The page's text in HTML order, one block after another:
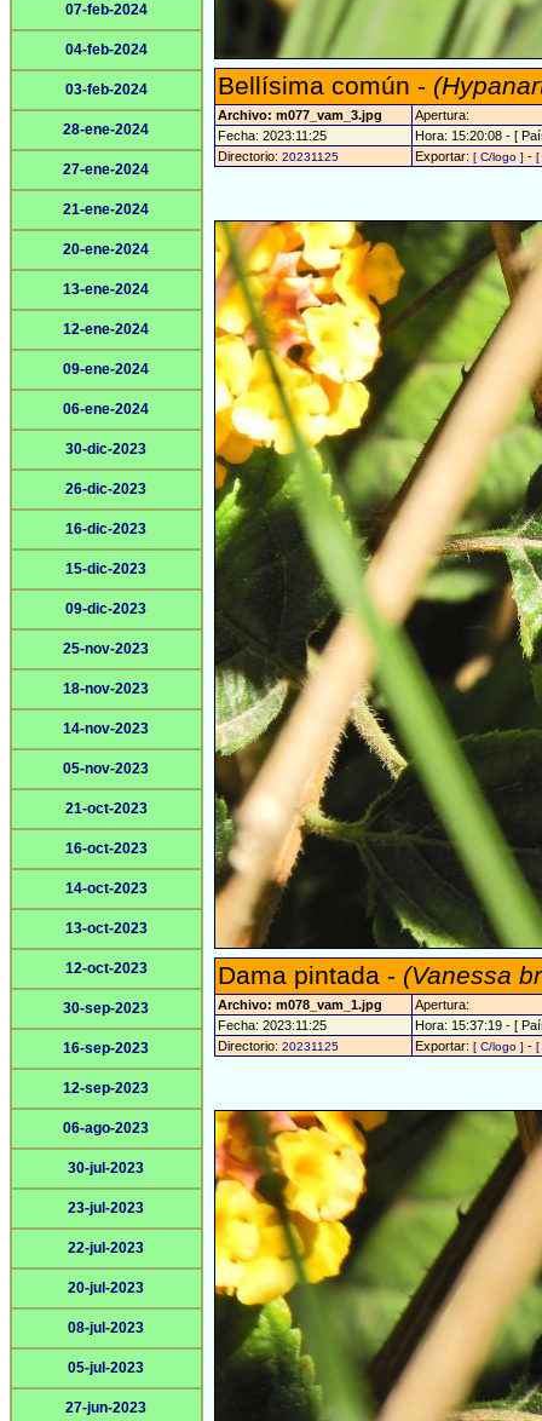
07-feb-2024
04-feb-2024
03-feb-2024
28-ene-2024
27-ene-2024
21-ene-2024
20-ene-2024
13-ene-2024
12-ene-2024
09-ene-2024
06-ene-2024
30-dic-2023
26-dic-2023
16-dic-2023
15-dic-2023
09-dic-2023
25-nov-2023
18-nov-2023
14-nov-2023
05-nov-2023
21-oct-2023
16-oct-2023
14-oct-2023
13-oct-2023
12-oct-2023
30-sep-2023
16-sep-2023
12-sep-2023
06-ago-2023
30-jul-2023
23-jul-2023
22-jul-2023
20-jul-2023
08-jul-2023
05-jul-2023
27-jun-2023
Bellísima común -
Archivo: m077_vam_3.jpg
Apertura:
Fecha: 2023:11:25
Hora: 15:20:08 - [
Directorio: 20231125 Exportar: [ C/logo ] - [
Dama pintada - (Vanessa
Archivo: m078_vam_1.jpg
Apertura:
Fecha: 2023:11:25
Hora: 15:37:19 - [
Directorio: 20231125 Exportar: [ C/logo ] - [